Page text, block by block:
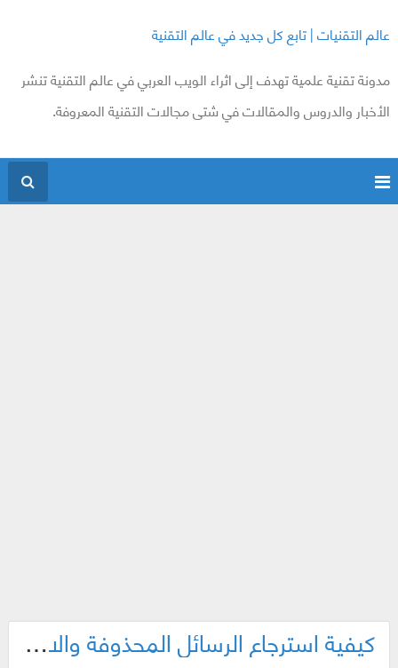
عالم التقنيات | تابع كل جديد في عالم التقنية
مدونة تقنية علمية تهدف إلى اثراء الويب العربي في عالم التقنية تنشر
الأخبار والدروس والمقالات في شتى مجالات التقنية المعروفة.
كيفية استرجاع الرسائل المحذوفة والاسماء في الاندرويد